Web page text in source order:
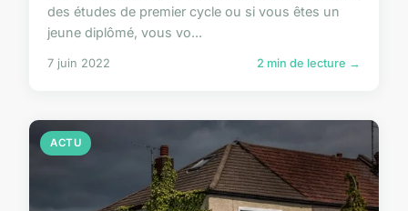
des études de premier cycle ou si vous êtes un
jeune diplômé, vous vo...
7 juin 2022 2 min de lecture →
ACTU